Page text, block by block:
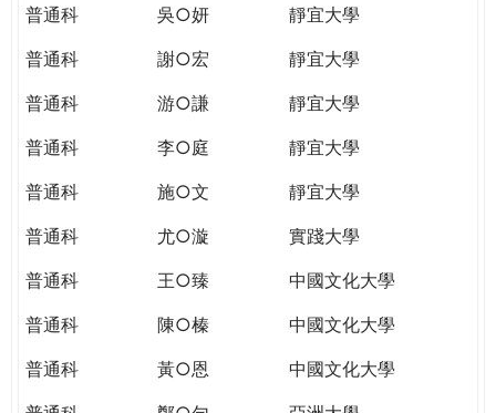
普通科
吳○妍
靜宜大學
普通科
謝○宏
靜宜大學
普通科
游○謙
靜宜大學
普通科
李○庭
靜宜大學
普通科
施○文
靜宜大學
普通科
尤○漩
實踐大學
普通科
王○臻
中國文化大學
普通科
陳○榛
中國文化大學
普通科
黃○恩
中國文化大學